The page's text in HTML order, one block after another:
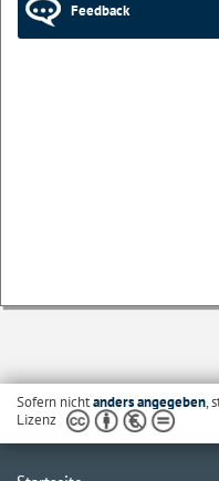
Feedback
Sofern nichtanders angegeben,
Lizenz